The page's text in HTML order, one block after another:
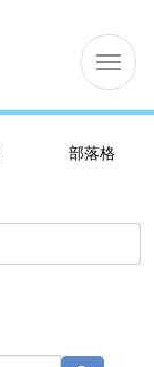
切
换
导
部落格